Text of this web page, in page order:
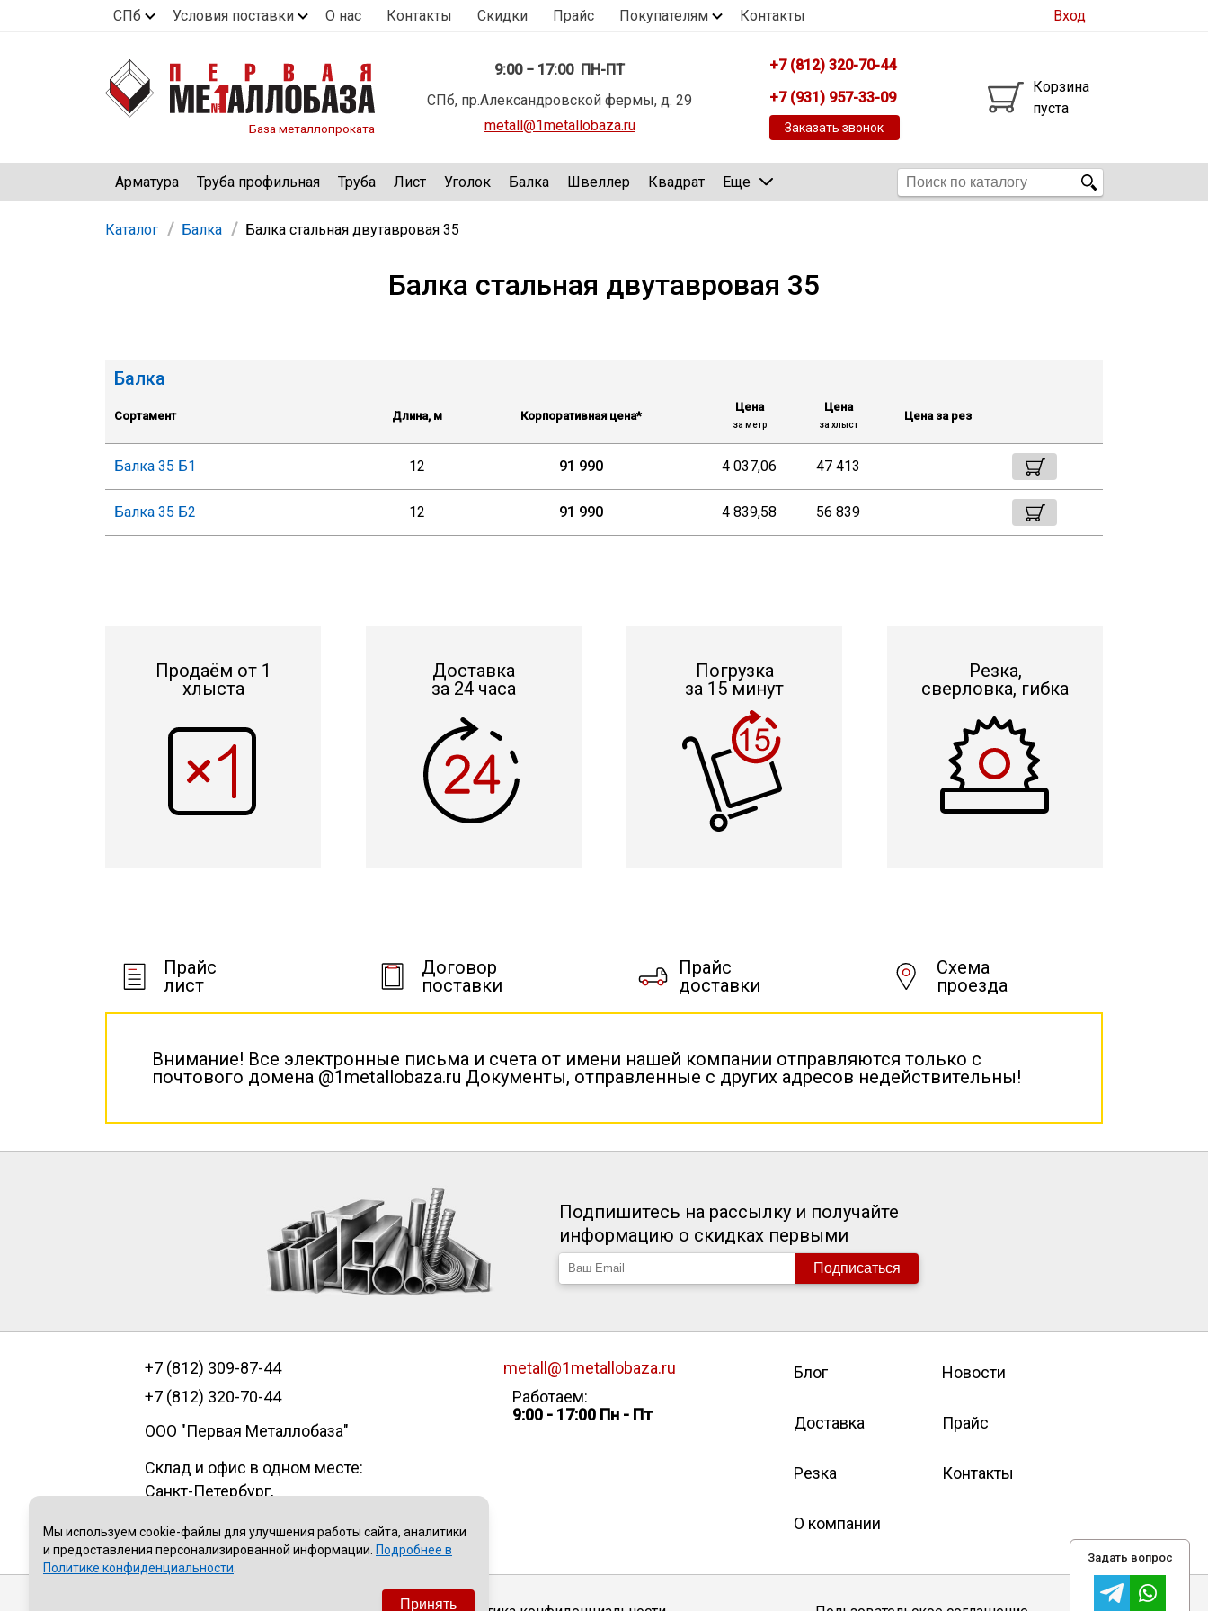
СПб Условия поставки О нас Контакты Скидки Прайс Покупателям Контакты Вход
База металлопроката
9:00 − 17:00 ПН-ПТ
СПб, пр.Александровской фермы, д. 29
metall@1metallobaza.ru
+7 (812) 320-70-44
+7 (931) 957-33-09
Заказать звонок
Корзина
пуста
Арматура Труба профильная Труба Лист Уголок Балка Швеллер Квадрат Еще
Каталог Балка Балка стальная двутавровая 35
Балка стальная двутавровая 35
Балка
Сортамент Длина, м Корпоративная цена*
Цена
за метр
Цена
за хлыст
Цена за рез
Балка 35 Б1 12 91 990 4 037,06 47 413
Балка 35 Б2 12 91 990 4 839,58 56 839
Продаём от 1
хлыста
Доставка
за 24 часа
Погрузка
за 15 минут
Резка,
сверловка, гибка
Прайс
лист
Договор
поставки
Прайс
доставки
Схема
проезда
Внимание! Все электронные письма и счета от имени нашей компании отправляются только с
почтового домена @1metallobaza.ru Документы, отправленные с других адресов недействительны!
Задать вопрос
Подпишитесь на рассылку и получайте
информацию о скидках первыми
Подписаться
+7 (812) 309-87-44
+7 (812) 320-70-44
ООО "Первая Металлобаза"
Склад и офис в одном месте:
Санкт-Петербург,
литер В, помещение 1Н
metall@1metallobaza.ru
Работаем:
9:00 - 17:00 Пн - Пт
Блог Новости
Доставка Прайс
Резка Контакты
О компании
Мы используем cookie-файлы для улучшения работы сайта, аналитики
и предоставления персонализированной информации. Подробнее в
Политике конфиденциальности
Принять